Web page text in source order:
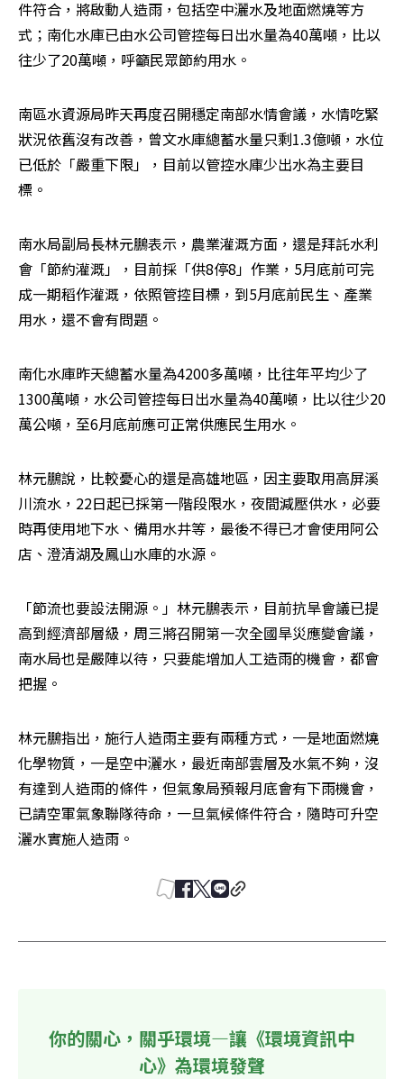
件符合，將啟動人造雨，包括空中灑水及地面燃燒等方
式；南化水庫已由水公司管控每日出水量為40萬噸，比以
往少了20萬噸，呼籲民眾節約用水。
南區水資源局昨天再度召開穩定南部水情會議，水情吃緊
狀況依舊沒有改善，曾文水庫總蓄水量只剩1.3億噸，水位
已低於「嚴重下限」，目前以管控水庫少出水為主要目
標。
南水局副局長林元鵬表示，農業灌溉方面，還是拜託水利
會「節約灌溉」，目前採「供8停8」作業，5月底前可完
成一期稻作灌溉，依照管控目標，到5月底前民生、產業
用水，還不會有問題。
南化水庫昨天總蓄水量為4200多萬噸，比往年平均少了
1300萬噸，水公司管控每日出水量為40萬噸，比以往少20
萬公噸，至6月底前應可正常供應民生用水。
林元鵬說，比較憂心的還是高雄地區，因主要取用高屏溪
川流水，22日起已採第一階段限水，夜間減壓供水，必要
時再使用地下水、備用水井等，最後不得已才會使用阿公
店、澄清湖及鳳山水庫的水源。
「節流也要設法開源。」林元鵬表示，目前抗旱會議已提
高到經濟部層級，周三將召開第一次全國旱災應變會議，
南水局也是嚴陣以待，只要能增加人工造雨的機會，都會
把握。
林元鵬指出，施行人造雨主要有兩種方式，一是地面燃燒
化學物質，一是空中灑水，最近南部雲層及水氣不夠，沒
有達到人造雨的條件，但氣象局預報月底會有下雨機會，
已請空軍氣象聯隊待命，一旦氣候條件符合，隨時可升空
灑水實施人造雨。
你的關心，關乎環境—讓《環境資訊中
心》為環境發聲